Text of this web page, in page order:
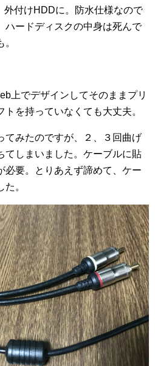
外付けHDDに。防水仕様なので
ハードディスクの中身は死んで
上でデザインしてそのままプリ
を持っていなくても大丈夫。
てみたのですが、２、３回曲げ
てしまいました。ケーブルに貼
必要。とりあえず諦めて、ケー
。